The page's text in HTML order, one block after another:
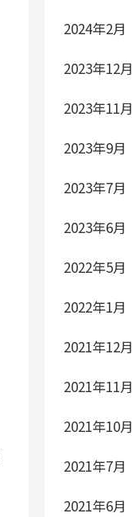
2024年2月
2023年12月
2023年11月
2023年9月
2023年7月
2023年6月
2022年5月
2022年1月
2021年12月
2021年11月
2021年10月
2021年7月
2021年6月